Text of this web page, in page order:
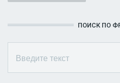
ПОИСК ПО